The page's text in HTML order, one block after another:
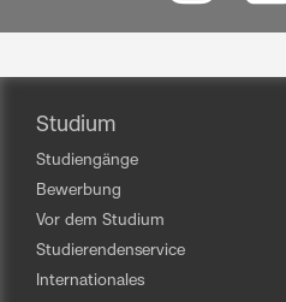
Studium
Studiengänge
Bewerbung
Vor dem Studium
Studierendenservice
Internationales